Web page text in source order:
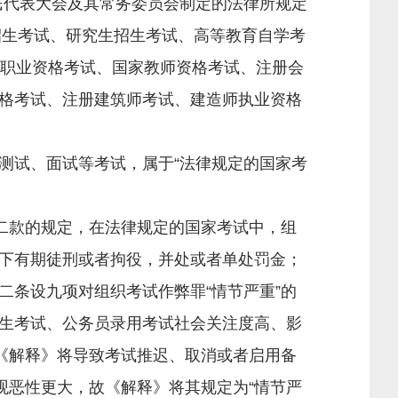
表大会及其常务委员会制定的法律所规定
考试、研究生招生考试、高等教育自学考
业资格考试、国家教师资格考试、注册会
考试、注册建筑师考试、建造师执业资格
、面试等考试，属于“法律规定的国家考
的规定，在法律规定的国家考试中，组
期徒刑或者拘役，并处或者单处罚金；
设九项对组织考试作弊罪“情节严重”的
考试、公务员录用考试社会关注度高、影
解释》将导致考试推迟、取消或者启用备
性更大，故《解释》将其规定为“情节严